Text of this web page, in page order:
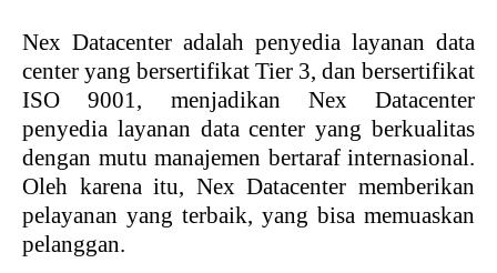
Nex Datacenter adalah penyedia layanan data
center yang bersertifikat Tier 3, dan bersertifikat
ISO 9001, menjadikan Nex Datacenter
penyedia layanan data center yang berkualitas
dengan mutu manajemen bertaraf internasional.
Oleh karena itu, Nex Datacenter memberikan
pelayanan yang terbaik, yang bisa memuaskan
pelanggan.